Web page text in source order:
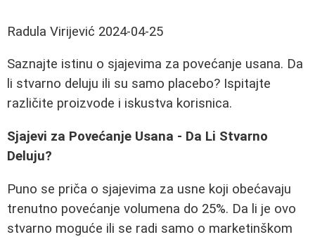
Radula Virijević 2024-04-25
Saznajte istinu o sjajevima za povećanje usana. Da
li stvarno deluju ili su samo placebo? Ispitajte
različite proizvode i iskustva korisnica.
Sjajevi za Povećanje Usana - Da Li Stvarno
Deluju?
Puno se priča o sjajevima za usne koji obećavaju
trenutno povećanje volumena do 25%. Da li je ovo
stvarno moguće ili se radi samo o marketinškom